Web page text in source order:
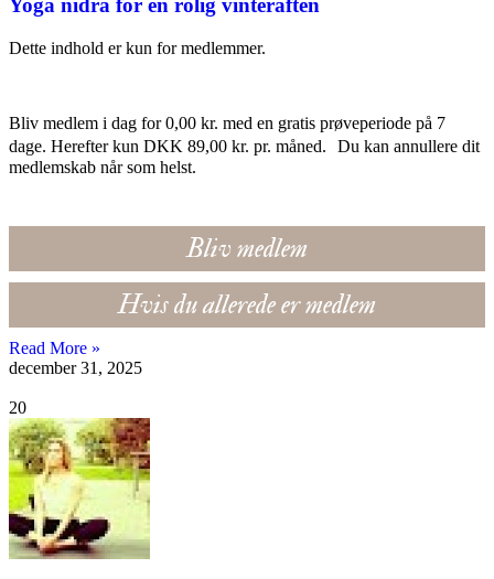
Yoga nidra for en rolig vinteraften
Dette indhold er kun for medlemmer.
Bliv medlem i dag for 0,00 kr. med en gratis prøveperiode på 7
dage. Herefter kun DKK 89,00 kr. pr. måned. Du kan annullere dit
medlemskab når som helst.
Bliv medlem
Hvis du allerede er medlem
Read More »
december 31, 2025
20